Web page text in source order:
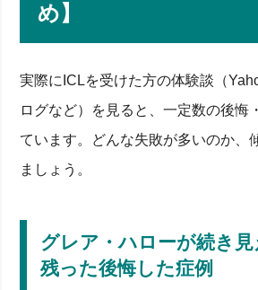
め】
実際にICLを受けた方の体験談（
ログなど）を見ると、一定数の後悔
ています。どんな失敗が多いのか、
ましょう。
グレア・ハローが続き
残った後悔した症例